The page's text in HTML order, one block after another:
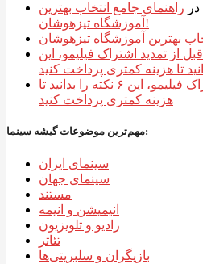
در راهنمای جامع انتخاب بهترین
آموزشگاه تیزهوشان!
قبل از تمدید اشتراک فیلیمو، این
قبل از تمدید اشتراک فیلیمو، این ۶ نکته را بدانید تا
هزینه کمتری پرداخت کنید
مهم‌ترین موضوعات گیشه سینما:
سینمای ایران
سینمای جهان
مستند
انیمیشن و انیمه
رادیو و تلویزیون
تئاتر
بازیگران و سلبریتی‌ها